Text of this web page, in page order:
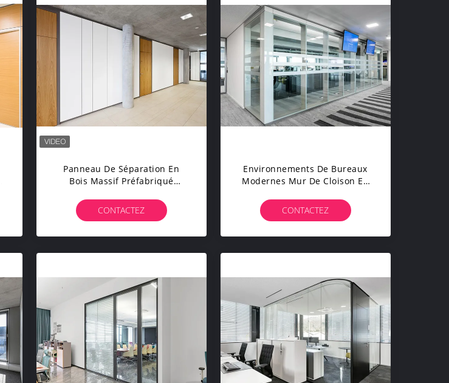
Panneau De Séparation En
Bois Massif Préfabriqué
Séparation De Bureau 108 Mm
CONTACTEZ
Environnements De Bureaux
Modernes Mur De Cloison En
Acoustique
CONTACTEZ